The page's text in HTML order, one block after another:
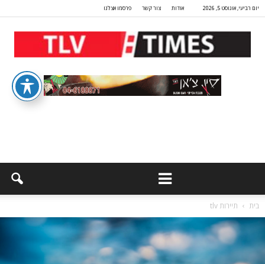
יום רביעי, אוגוסט 5, 2026 אודות צור קשר פרסמו אצלנו
בית תיירות tlv